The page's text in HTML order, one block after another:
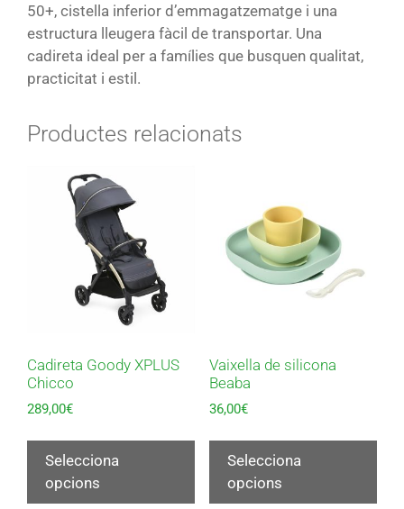
50+, cistella inferior d’emmagatzematge i una
estructura lleugera fàcil de transportar. Una
cadireta ideal per a famílies que busquen qualitat,
practicitat i estil.
Productes relacionats
Cadireta Goody XPLUS
Chicco
289,00€
Selecciona
opcions
Vaixella de silicona
Beaba
36,00€
Selecciona
opcions